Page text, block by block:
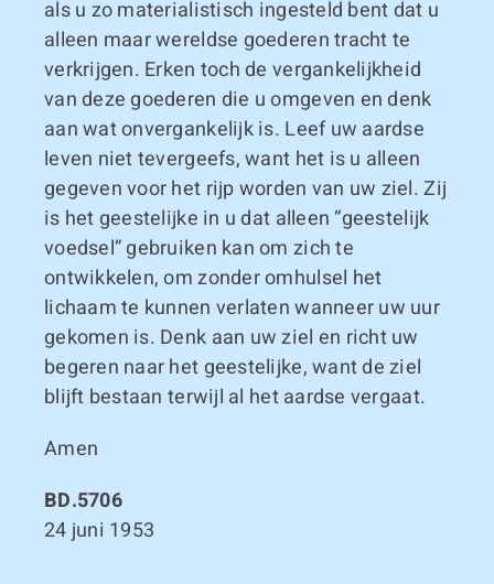
als u zo materialistisch ingesteld bent dat u
alleen maar wereldse goederen tracht te
verkrijgen. Erken toch de vergankelijkheid
van deze goederen die u omgeven en denk
aan wat onvergankelijk is. Leef uw aardse
leven niet tevergeefs, want het is u alleen
gegeven voor het rijp worden van uw ziel. Zij
is het geestelijke in u dat alleen “geestelijk
voedsel” gebruiken kan om zich te
ontwikkelen, om zonder omhulsel het
lichaam te kunnen verlaten wanneer uw uur
gekomen is. Denk aan uw ziel en richt uw
begeren naar het geestelijke, want de ziel
blijft bestaan terwijl al het aardse vergaat.
Amen
BD.5706
24 juni 1953